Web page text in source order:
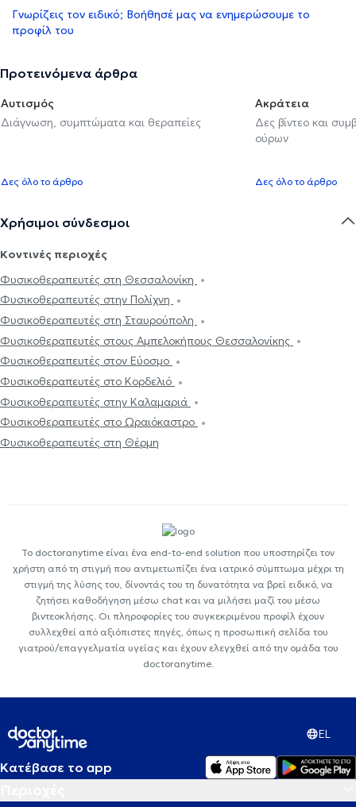
Γνωρίζεις τον ειδικό; Βοήθησέ μας να ενημερώσουμε το
προφίλ του
Προτεινόμενα άρθρα
Αυτισμός
Διάγνωση, συμπτώματα και θεραπείες
Δες όλο το άρθρο
Ακράτεια
Δες βίντεο και
ούρων
Δες όλο το άρθρο
Χρήσιμοι σύνδεσμοι
Κοντινές περιοχές
Φυσικοθεραπευτές στη Θεσσαλονίκη
Φυσικοθεραπευτές στην Πολίχνη
Φυσικοθεραπευτές στη Σταυρούπολη
Φυσικοθεραπευτές στους Αμπελοκήπους Θεσσαλονίκης
Φυσικοθεραπευτές στον Εύοσμο
Φυσικοθεραπευτές στο Κορδελιό
Φυσικοθεραπευτές στην Καλαμαριά
Φυσικοθεραπευτές στο Ωραιόκαστρο
Φυσικοθεραπευτές στη Θέρμη
Το doctoranytime είναι ένα end-to-end solution που υποστηρίζει τον
χρήστη από τη στιγμή που αντιμετωπίζει ένα ιατρικό σύμπτωμα μέχρι τη
στιγμή της λύσης του, δίνοντάς του τη δυνατότητα να βρεί ειδικό, να
ζητήσει καθοδήγηση μέσω chat και να μιλήσει μαζί του μέσω
βιντεοκλήσης. Οι πληροφορίες του συγκεκριμένου προφίλ έχουν
συλλεχθεί από αξιόπιστες πηγές, όπως η προσωπική σελίδα του
γιατρού/επαγγελματία υγείας και έχουν ελεγχθεί από την ομάδα του
doctoranytime.
EL
Κατέβασε το app